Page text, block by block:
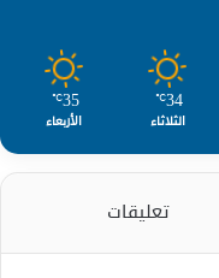
34
℃
الثلاثاء
35
℃
الأربعاء
تعليقات